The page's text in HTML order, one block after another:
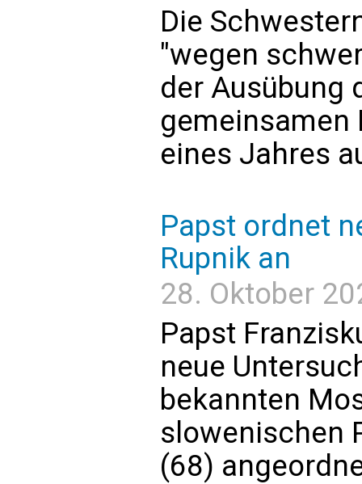
Die
"wegen
der Ausübung
gemeinsamen
eines Jahres
Papst ordnet
Rupnik an
28. Oktober
Papst
neue
bekannten
slowenischen
(68)